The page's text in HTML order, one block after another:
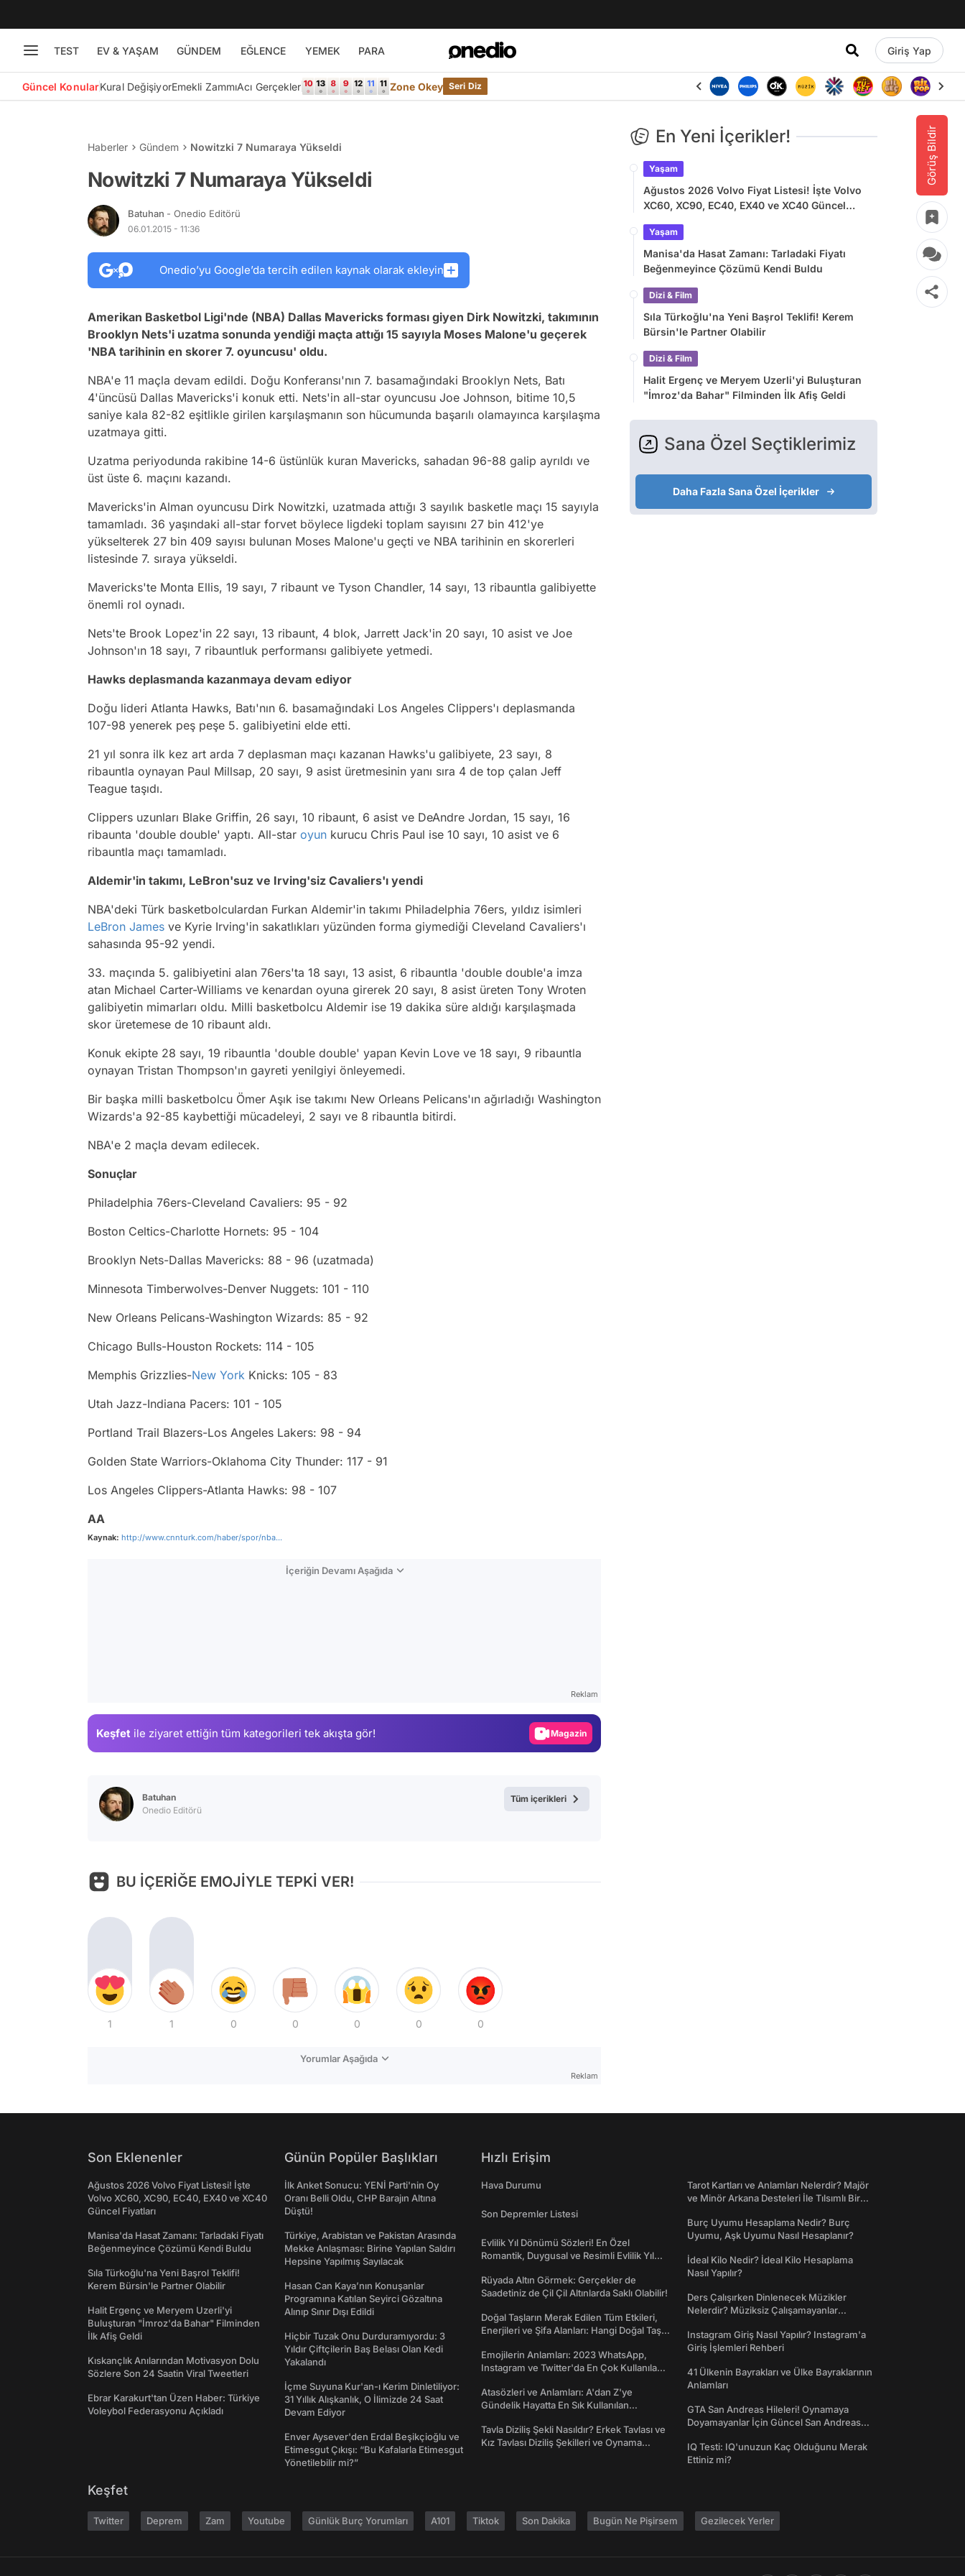
TEST EV & YAŞAM GÜNDEM EĞLENCE YEMEK PARA Giriş Yap
Güncel KonularKural DeğişiyorEmekli ZammıAcı Gerçekler Zone Okey Seri Diz
Görüş Bildir
Haberler Gündem Nowitzki 7 Numaraya Yükseldi
Nowitzki 7 Numaraya Yükseldi
Batuhan - Onedio Editörü
06.01.2015 - 11:36
Onedio’yu Google’da tercih edilen kaynak olarak ekleyin
Amerikan Basketbol Ligi'nde (NBA) Dallas Mavericks forması giyen Dirk Nowitzki, takımının
Brooklyn Nets'i uzatma sonunda yendiği maçta attığı 15 sayıyla Moses Malone'u geçerek
'NBA tarihinin en skorer 7. oyuncusu' oldu.
NBA'e 11 maçla devam edildi. Doğu Konferansı'nın 7. basamağındaki Brooklyn Nets, Batı
4'üncüsü Dallas Mavericks'i konuk etti. Nets'in all-star oyuncusu Joe Johnson, bitime 10,5
saniye kala 82-82 eşitlikle girilen karşılaşmanın son hücumunda başarılı olamayınca karşılaşma
uzatmaya gitti.
Uzatma periyodunda rakibine 14-6 üstünlük kuran Mavericks, sahadan 96-88 galip ayrıldı ve
üst üste 6. maçını kazandı.
Mavericks'in Alman oyuncusu Dirk Nowitzki, uzatmada attığı 3 sayılık basketle maçı 15 sayıyla
tamamladı. 36 yaşındaki all-star forvet böylece ligdeki toplam sayısını 27 bin 412'ye
yükselterek 27 bin 409 sayısı bulunan Moses Malone'u geçti ve NBA tarihinin en skorerleri
listesinde 7. sıraya yükseldi.
Mavericks'te Monta Ellis, 19 sayı, 7 ribaunt ve Tyson Chandler, 14 sayı, 13 ribauntla galibiyette
önemli rol oynadı.
Nets'te Brook Lopez'in 22 sayı, 13 ribaunt, 4 blok, Jarrett Jack'in 20 sayı, 10 asist ve Joe
Johnson'ın 18 sayı, 7 ribauntluk performansı galibiyete yetmedi.
Hawks deplasmanda kazanmaya devam ediyor
Doğu lideri Atlanta Hawks, Batı'nın 6. basamağındaki Los Angeles Clippers'ı deplasmanda
107-98 yenerek peş peşe 5. galibiyetini elde etti.
21 yıl sonra ilk kez art arda 7 deplasman maçı kazanan Hawks'u galibiyete, 23 sayı, 8
ribauntla oynayan Paul Millsap, 20 sayı, 9 asist üretmesinin yanı sıra 4 de top çalan Jeff
Teague taşıdı.
Clippers uzunları Blake Griffin, 26 sayı, 10 ribaunt, 6 asist ve DeAndre Jordan, 15 sayı, 16
ribaunta 'double double' yaptı. All-star oyun kurucu Chris Paul ise 10 sayı, 10 asist ve 6
ribauntla maçı tamamladı.
Aldemir'in takımı, LeBron'suz ve Irving'siz Cavaliers'ı yendi
NBA'deki Türk basketbolculardan Furkan Aldemir'in takımı Philadelphia 76ers, yıldız isimleri
LeBron James ve Kyrie Irving'in sakatlıkları yüzünden forma giymediği Cleveland Cavaliers'ı
sahasında 95-92 yendi.
33. maçında 5. galibiyetini alan 76ers'ta 18 sayı, 13 asist, 6 ribauntla 'double double'a imza
atan Michael Carter-Williams ve kenardan oyuna girerek 20 sayı, 8 asist üreten Tony Wroten
galibiyetin mimarları oldu. Milli basketbolcu Aldemir ise 19 dakika süre aldığı karşılaşmada
skor üretemese de 10 ribaunt aldı.
Konuk ekipte 28 sayı, 19 ribauntla 'double double' yapan Kevin Love ve 18 sayı, 9 ribauntla
oynayan Tristan Thompson'ın gayreti yenilgiyi önleyemedi.
Bir başka milli basketbolcu Ömer Aşık ise takımı New Orleans Pelicans'ın ağırladığı Washington
Wizards'a 92-85 kaybettiği mücadeleyi, 2 sayı ve 8 ribauntla bitirdi.
NBA'e 2 maçla devam edilecek.
Sonuçlar
Philadelphia 76ers-Cleveland Cavaliers: 95 - 92
Boston Celtics-Charlotte Hornets: 95 - 104
Brooklyn Nets-Dallas Mavericks: 88 - 96 (uzatmada)
Minnesota Timberwolves-Denver Nuggets: 101 - 110
New Orleans Pelicans-Washington Wizards: 85 - 92
Chicago Bulls-Houston Rockets: 114 - 105
Memphis Grizzlies-New York Knicks: 105 - 83
Utah Jazz-Indiana Pacers: 101 - 105
Portland Trail Blazers-Los Angeles Lakers: 98 - 94
Golden State Warriors-Oklahoma City Thunder: 117 - 91
Los Angeles Clippers-Atlanta Hawks: 98 - 107
AA
Kaynak: http://www.cnnturk.com/haber/spor/nba...
İçeriğin Devamı Aşağıda
Reklam
Keşfet ile ziyaret ettiğin tüm kategorileri tek akışta gör! Magazin
Batuhan
Onedio Editörü
Tüm içerikleri
BU İÇERİĞE EMOJİYLE TEPKİ VER!
1 1 0 0 0 0 0
Yorumlar Aşağıda
Reklam
En Yeni İçerikler!
Yaşam
Ağustos 2026 Volvo Fiyat Listesi! İşte Volvo
XC60, XC90, EC40, EX40 ve XC40 Güncel
Yaşam
Manisa'da Hasat Zamanı: Tarladaki Fiyatı
Beğenmeyince Çözümü Kendi Buldu
Dizi & Film
Sıla Türkoğlu'na Yeni Başrol Teklifi! Kerem
Bürsin'le Partner Olabilir
Dizi & Film
Halit Ergenç ve Meryem Uzerli'yi Buluşturan
"İmroz'da Bahar" Filminden İlk Afiş Geldi
Sana Özel Seçtiklerimiz
Daha Fazla Sana Özel İçerikler
Son Eklenenler
Ağustos 2026 Volvo Fiyat Listesi! İşte
Volvo XC60, XC90, EC40, EX40 ve XC40
Güncel Fiyatları
Manisa'da Hasat Zamanı: Tarladaki Fiyatı
Beğenmeyince Çözümü Kendi Buldu
Sıla Türkoğlu'na Yeni Başrol Teklifi!
Kerem Bürsin'le Partner Olabilir
Halit Ergenç ve Meryem Uzerli'yi
Buluşturan "İmroz'da Bahar" Filminden
İlk Afiş Geldi
Kıskançlık Anılarından Motivasyon Dolu
Sözlere Son 24 Saatin Viral Tweetleri
Ebrar Karakurt'tan Üzen Haber: Türkiye
Voleybol Federasyonu Açıkladı
Günün Popüler Başlıkları
İlk Anket Sonucu: YENİ Parti'nin Oy
Oranı Belli Oldu, CHP Barajın Altına
Düştü!
Türkiye, Arabistan ve Pakistan Arasında
Mekke Anlaşması: Birine Yapılan Saldırı
Hepsine Yapılmış Sayılacak
Hasan Can Kaya’nın Konuşanlar
Programına Katılan Seyirci Gözaltına
Alınıp Sınır Dışı Edildi
Hiçbir Tuzak Onu Durduramıyordu: 3
Yıldır Çiftçilerin Baş Belası Olan Kedi
Yakalandı
İçme Suyuna Kur'an-ı Kerim Dinletiliyor:
31 Yıllık Alışkanlık, O İlimizde 24 Saat
Devam Ediyor
Enver Aysever'den Erdal Beşikçioğlu ve
Etimesgut Çıkışı: “Bu Kafalarla Etimesgut
Yönetilebilir mi?”
Hızlı Erişim
Hava Durumu
Son Depremler Listesi
Evlilik Yıl Dönümü Sözleri! En Özel
Romantik, Duygusal ve Resimli Evlilik Yıl
Rüyada Altın Görmek: Gerçekler de
Saadetiniz de Çil Çil Altınlarda Saklı Olabilir!
Doğal Taşların Merak Edilen Tüm Etkileri,
Enerjileri ve Şifa Alanları: Hangi Doğal Taş
Emojilerin Anlamları: 2023 WhatsApp,
Instagram ve Twitter'da En Çok Kullanılan
Atasözleri ve Anlamları: A'dan Z'ye
Gündelik Hayatta En Sık Kullanılan
Tavla Diziliş Şekli Nasıldır? Erkek Tavlası ve
Kız Tavlası Diziliş Şekilleri ve Oynama
Tarot Kartları ve Anlamları Nelerdir? Majör
ve Minör Arkana Desteleri İle Tılsımlı Bir
Burç Uyumu Hesaplama Nedir? Burç
Uyumu, Aşk Uyumu Nasıl Hesaplanır?
İdeal Kilo Nedir? İdeal Kilo Hesaplama
Nasıl Yapılır?
Ders Çalışırken Dinlenecek Müzikler
Nelerdir? Müziksiz Çalışamayanlar
Instagram Giriş Nasıl Yapılır? Instagram'a
Giriş İşlemleri Rehberi
41 Ülkenin Bayrakları ve Ülke Bayraklarının
Anlamları
GTA San Andreas Hileleri! Oynamaya
Doyamayanlar İçin Güncel San Andreas
IQ Testi: IQ'unuzun Kaç Olduğunu Merak
Ettiniz mi?
Keşfet
Twitter Deprem Zam Youtube Günlük Burç Yorumları A101 Tiktok Son Dakika Bugün Ne Pişirsem Gezilecek Yerler